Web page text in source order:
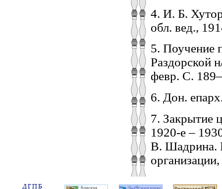
4. И. Б.
обл. вед.,
5. Поучение
Раздорской
февр. С.
6. Дон.
7. Закрытие
1920-е –
В. Шадрина.